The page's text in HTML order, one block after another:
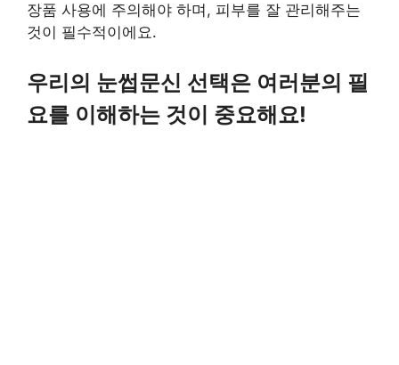
장품 사용에 주의해야 하며, 피부를 잘 관리해주는
것이 필수적이에요.
우리의 눈썹문신 선택은 여러분의 필
요를 이해하는 것이 중요해요!